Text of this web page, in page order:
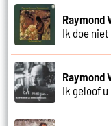
Raymond
Ik doe niet
Raymond
Ik geloof